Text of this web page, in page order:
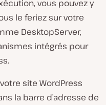
vous pouvez y
le feriez sur votre
DesktopServer,
intégrés pour
site WordPress
la barre d’adresse de